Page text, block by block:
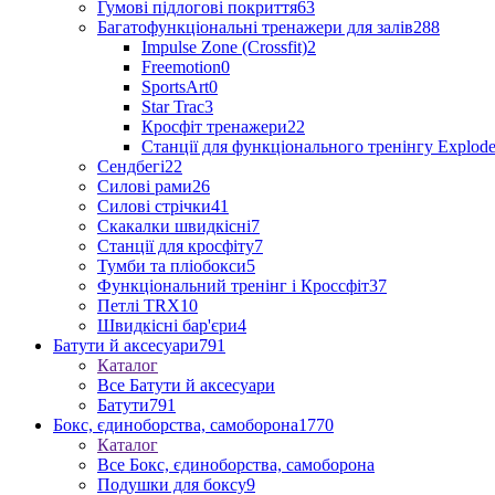
Гумові підлогові покриття63
Багатофункціональні тренажери для залів288
Impulse Zone (Crossfit)2
Freemotion0
SportsArt0
Star Trac3
Кросфіт тренажери22
Станції для функціонального тренінгу Explode
Сендбегі22
Силові рами26
Силові стрічки41
Скакалки швидкісні7
Станції для кросфіту7
Тумби та пліобокси5
Функціональний тренінг і Кроссфіт37
Петлі TRX10
Швидкісні бар'єри4
Батути й аксесуари791
Каталог
Все Батути й аксесуари
Батути791
Бокс, єдиноборства, самоборона1770
Каталог
Все Бокс, єдиноборства, самоборона
Подушки для боксу9